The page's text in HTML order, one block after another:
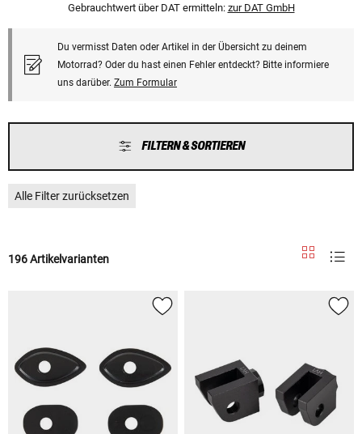
Gebrauchtwert über DAT ermitteln: zur DAT GmbH
Du vermisst Daten oder Artikel in der Übersicht zu deinem
Motorrad? Oder du hast einen Fehler entdeckt? Bitte informiere
uns darüber. Zum Formular
FILTERN & SORTIEREN
Alle Filter zurücksetzen
196 Artikelvarianten